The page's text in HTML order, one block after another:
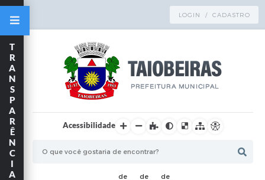
LOGIN / CADASTRO
Acessibilidade
T
R
A
N
S
P
A
R
Ê
N
C
I
A